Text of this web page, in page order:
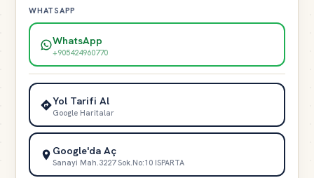
WHATSAPP
WhatsApp
+905424960770
Yol Tarifi Al
Google Haritalar
Google'da Aç
Sanayi Mah.3227 Sok.No:10 ISPARTA